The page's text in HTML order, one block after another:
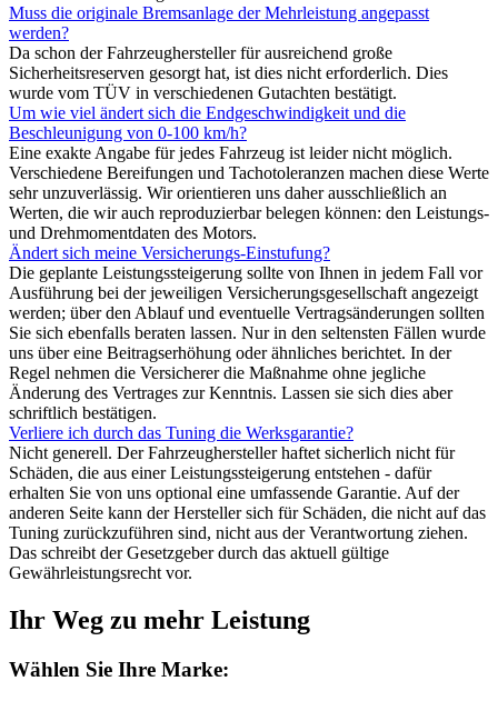
Muss die originale Bremsanlage der Mehrleistung angepasst
werden?
Da schon der Fahrzeughersteller für ausreichend große
Sicherheitsreserven gesorgt hat, ist dies nicht erforderlich. Dies
wurde vom TÜV in verschiedenen Gutachten bestätigt.
Um wie viel ändert sich die Endgeschwindigkeit und die
Beschleunigung von 0-100 km/h?
Eine exakte Angabe für jedes Fahrzeug ist leider nicht möglich.
Verschiedene Bereifungen und Tachotoleranzen machen diese Werte
sehr unzuverlässig. Wir orientieren uns daher ausschließlich an
Werten, die wir auch reproduzierbar belegen können: den Leistungs-
und Drehmomentdaten des Motors.
Ändert sich meine Versicherungs-Einstufung?
Die geplante Leistungssteigerung sollte von Ihnen in jedem Fall vor
Ausführung bei der jeweiligen Versicherungsgesellschaft angezeigt
werden; über den Ablauf und eventuelle Vertragsänderungen sollten
Sie sich ebenfalls beraten lassen. Nur in den seltensten Fällen wurde
uns über eine Beitragserhöhung oder ähnliches berichtet. In der
Regel nehmen die Versicherer die Maßnahme ohne jegliche
Änderung des Vertrages zur Kenntnis. Lassen sie sich dies aber
schriftlich bestätigen.
Verliere ich durch das Tuning die Werksgarantie?
Nicht generell. Der Fahrzeughersteller haftet sicherlich nicht für
Schäden, die aus einer Leistungssteigerung entstehen - dafür
erhalten Sie von uns optional eine umfassende Garantie. Auf der
anderen Seite kann der Hersteller sich für Schäden, die nicht auf das
Tuning zurückzuführen sind, nicht aus der Verantwortung ziehen.
Das schreibt der Gesetzgeber durch das aktuell gültige
Gewährleistungsrecht vor.
Ihr Weg zu mehr Leistung
Wählen Sie Ihre Marke: